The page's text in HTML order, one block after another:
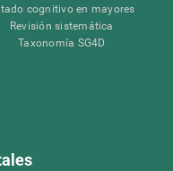
cognitivo en mayores
Revisión sistemática
Taxonomía SG4D